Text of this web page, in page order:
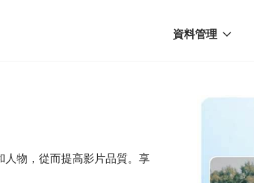
資料管理
物，從而提高影片品質。享